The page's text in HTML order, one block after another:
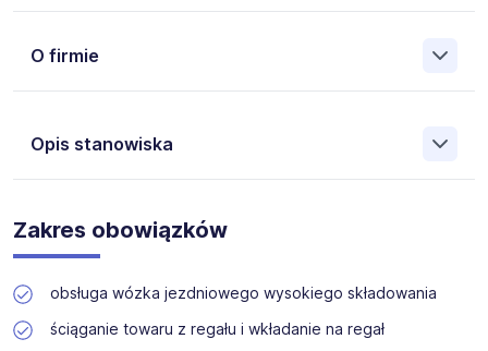
O firmie
Opis stanowiska
branży logistycznej, osoby do pracy w magazynie z
uprawnieniami UDT WJO1
od 15.06.2026 do końca lipca z możliwością przedłużenia.
Zakres obowiązków
obsługa wózka jezdniowego wysokiego składowania
ściąganie towaru z regału i wkładanie na regał